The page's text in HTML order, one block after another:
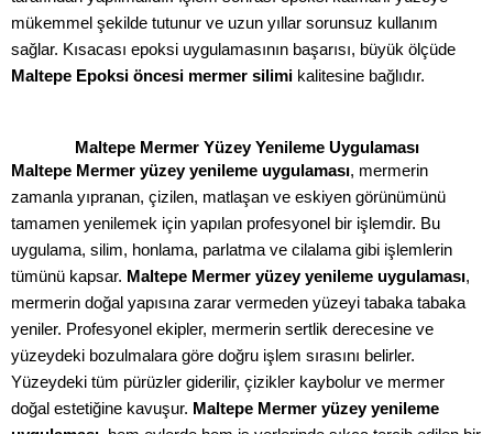
mükemmel şekilde tutunur ve uzun yıllar sorunsuz kullanım
sağlar. Kısacası epoksi uygulamasının başarısı, büyük ölçüde
Maltepe Epoksi öncesi mermer silimi kalitesine bağlıdır.
Maltepe Mermer Yüzey Yenileme Uygulaması
Maltepe Mermer yüzey yenileme uygulaması, mermerin
zamanla yıpranan, çizilen, matlaşan ve eskiyen görünümünü
tamamen yenilemek için yapılan profesyonel bir işlemdir. Bu
uygulama, silim, honlama, parlatma ve cilalama gibi işlemlerin
tümünü kapsar. Maltepe Mermer yüzey yenileme uygulaması,
mermerin doğal yapısına zarar vermeden yüzeyi tabaka tabaka
yeniler. Profesyonel ekipler, mermerin sertlik derecesine ve
yüzeydeki bozulmalara göre doğru işlem sırasını belirler.
Yüzeydeki tüm pürüzler giderilir, çizikler kaybolur ve mermer
doğal estetiğine kavuşur. Maltepe Mermer yüzey yenileme